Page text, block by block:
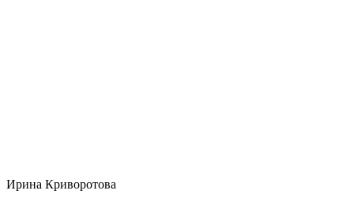
Ирина Криворотова